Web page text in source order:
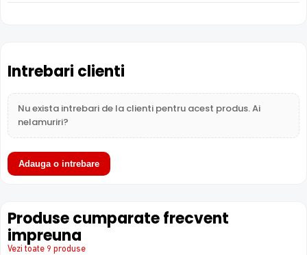
Intrebari clienti
Nu exista intrebari de la clienti pentru acest produs. Ai
nelamuriri?
Adauga o intrebare
Produse cumparate frecvent
impreuna
Vezi toate 9 produse